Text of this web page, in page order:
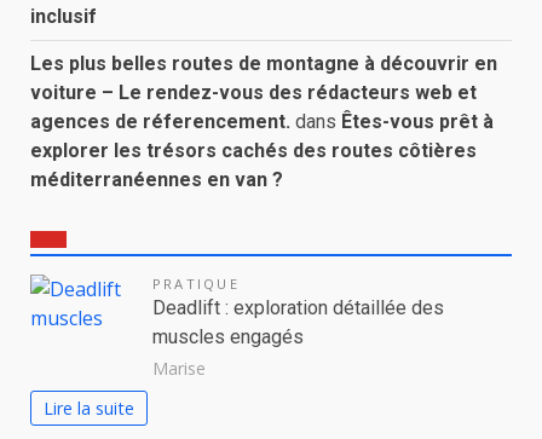
inclusif
Les plus belles routes de montagne à découvrir en
voiture – Le rendez-vous des rédacteurs web et
agences de réferencement. dans Êtes-vous prêt à
explorer les trésors cachés des routes côtières
méditerranéennes en van ?
PRATIQUE
Deadlift : exploration détaillée des
muscles engagés
Marise
Lire la suite